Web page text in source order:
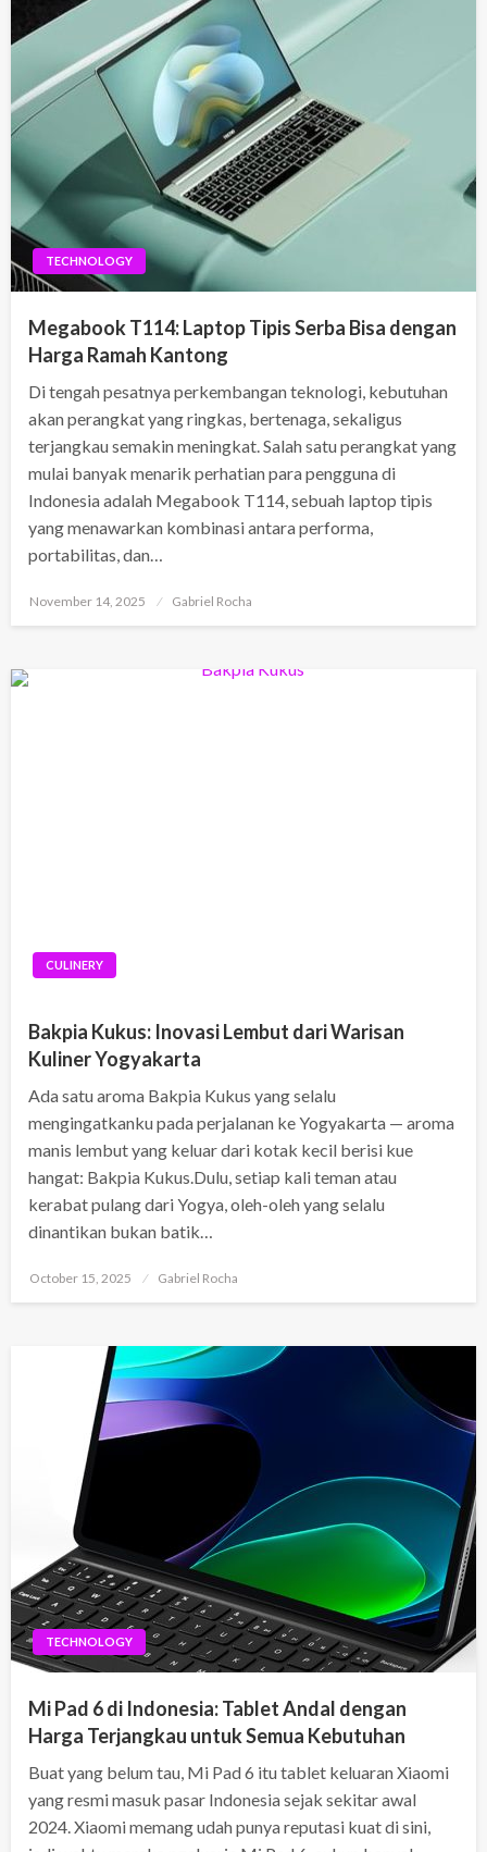
TECHNOLOGY
Megabook T114: Laptop Tipis Serba Bisa dengan
Harga Ramah Kantong
Di tengah pesatnya perkembangan teknologi, kebutuhan
akan perangkat yang ringkas, bertenaga, sekaligus
terjangkau semakin meningkat. Salah satu perangkat yang
mulai banyak menarik perhatian para pengguna di
Indonesia adalah Megabook T114, sebuah laptop tipis
yang menawarkan kombinasi antara performa,
portabilitas, dan…
Posted
November 14, 2025 Gabriel Rocha
CULINERY
Bakpia Kukus: Inovasi Lembut dari Warisan
Kuliner Yogyakarta
Ada satu aroma Bakpia Kukus yang selalu
mengingatkanku pada perjalanan ke Yogyakarta — aroma
manis lembut yang keluar dari kotak kecil berisi kue
hangat: Bakpia Kukus.Dulu, setiap kali teman atau
kerabat pulang dari Yogya, oleh-oleh yang selalu
dinantikan bukan batik…
Posted
October 15, 2025 Gabriel Rocha
TECHNOLOGY
Mi Pad 6 di Indonesia: Tablet Andal dengan
Harga Terjangkau untuk Semua Kebutuhan
Buat yang belum tau, Mi Pad 6 itu tablet keluaran Xiaomi
yang resmi masuk pasar Indonesia sejak sekitar awal
2024. Xiaomi memang udah punya reputasi kuat di sini,